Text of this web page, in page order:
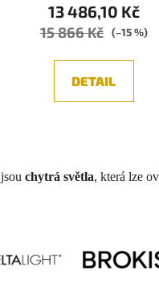
13 486,10 Kč
15 866 Kč (–15 %)
DETAIL
l
c
í
jsou chytrá světla, která lze